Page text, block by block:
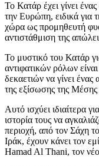
Το Κατάρ έχει γίνει
την Ευρώπη, ειδικά για
χώρα ως προμηθευτή
αντιστάθμιση της
Το μυστικό του Κατάρ
αντιφατικών ρόλων
δεκαετιών να γίνει ένας
της εξίσωσης της
Αυτό ισχύει ιδιαίτερα
ιστορία τους να
περιοχή, από τον Σάχη
Ιράκ, έχουν κάνει τον
Hamad Al Thani, τον